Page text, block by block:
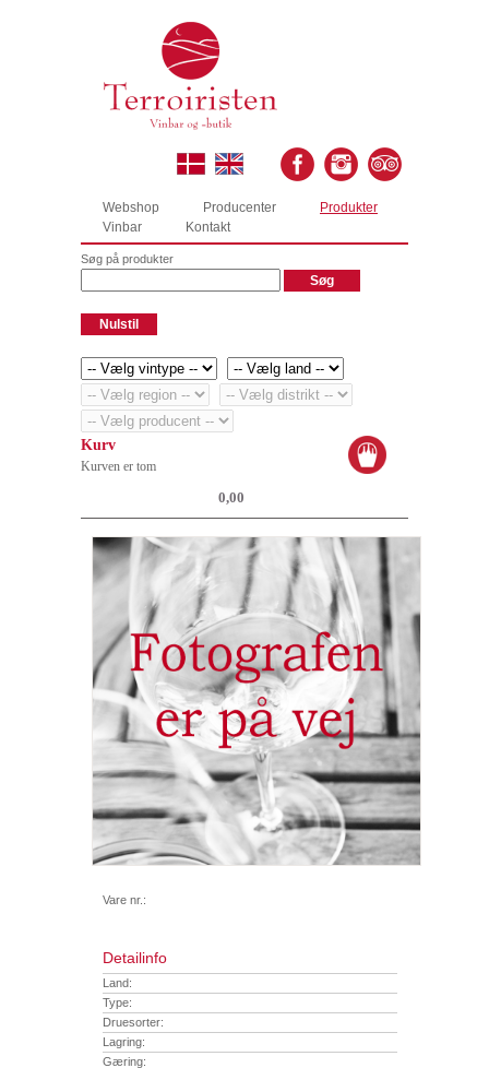
Webshop Producenter
Produkter
Vinbar
Kontakt
Søg på produkter
Kurv
Kurven er tom
0,00
Vare nr.:
Detailinfo
Land:
Type:
Druesorter:
Lagring:
Gæring: